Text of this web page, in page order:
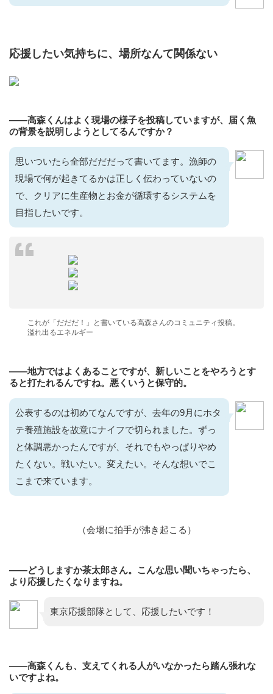
応援したい気持ちに、場所なんて関係ない
——高森くんはよく現場の様子を投稿していますが、届く魚
の背景を説明しようとしてるんですか？
思いついたら全部だだだって書いてます。漁師の
現場で何が起きてるかは正しく伝わっていないの
で、クリアに生産物とお金が循環するシステムを
目指したいです。
これが「だだだ！」と書いている高森さんのコミュニティ投稿。
溢れ出るエネルギー
——地方ではよくあることですが、新しいことをやろうとす
ると打たれるんですね。悪くいうと保守的。
公表するのは初めてなんですが、去年の9月にホタ
テ養殖施設を故意にナイフで切られました。ずっ
と体調悪かったんですが、それでもやっぱりやめ
たくない。戦いたい。変えたい。そんな想いでこ
こまで来ています。
（会場に拍手が沸き起こる）
——どうしますか茶太郎さん。こんな思い聞いちゃったら、
より応援したくなりますね。
東京応援部隊として、応援したいです！
——高森くんも、支えてくれる人がいなかったら踏ん張れな
いですよね。